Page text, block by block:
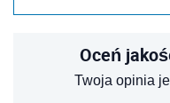
Oceń
Twoja opinia